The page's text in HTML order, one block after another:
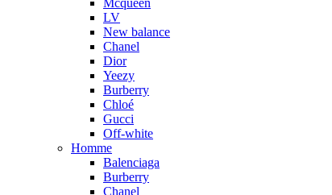
Mcqueen
LV
New balance
Chanel
Dior
Yeezy
Burberry
Chloé
Gucci
Off-white
Homme
Balenciaga
Burberry
Chanel